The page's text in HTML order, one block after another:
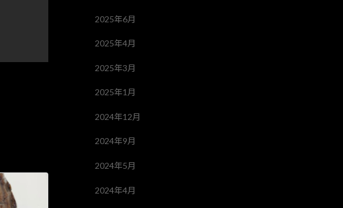
2025年6月
2025年4月
2025年3月
2025年1月
2024年12月
2024年9月
2024年5月
2024年4月